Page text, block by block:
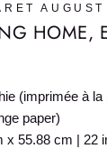
AUGUST
HOME,
(imprimée à
paper)
x 55.88 cm | 22